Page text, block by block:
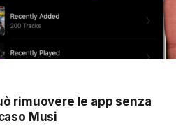
rimuovere le app senza
Musi